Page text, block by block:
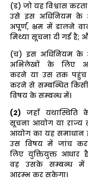
(ड) जो यह विश्वास
उसे इस अधिनियम के
अपूर्ण, भ्रम में डालने
मिथ्या सूचना दी गई है;
(च) इस अधिनियम के
अभिलेखों के लिए
करने या उस तक पहुंच
करने से सम्बन्धित
विषय के सम्बन्ध में।
(2) जहाँ यथास्थिति
सूचना आयोग या राज्य
आयोग का यह समाधान
उस विषय में जांच
लिए युक्तियुक्त आधार
वह उसके सम्बन्ध में
आरम्भ कर सकेगा।